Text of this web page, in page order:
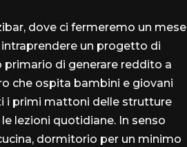
dove ci fermeremo un mese
un progetto di
primario di generare reddito a
che ospita bambini e giovani
i primi mattoni delle strutture
lezioni quotidiane. In senso
dormitorio per un minimo